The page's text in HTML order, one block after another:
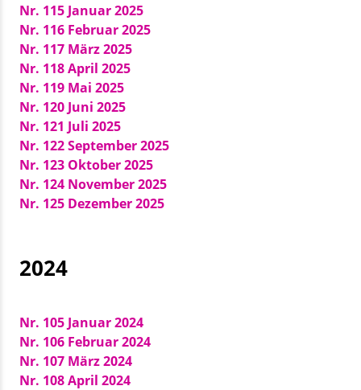
Nr. 115 Januar 2025
Nr. 116 Februar 2025
Nr. 117 März 2025
Nr. 118 April 2025
Nr. 119 Mai 2025
Nr. 120 Juni 2025
Nr. 121 Juli 2025
Nr. 122 September 2025
Nr. 123 Oktober 2025
Nr. 124 November 2025
Nr. 125 Dezember 2025
2024
Nr. 105 Januar 2024
Nr. 106 Februar 2024
Nr. 107 März 2024
Nr. 108 April 2024